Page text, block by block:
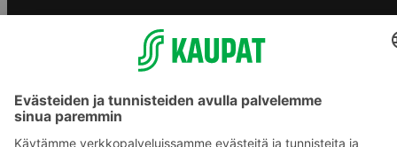
Yhteishyvä Ruoka -sovellus
S-ostoslista -sovellus
Prisma.fi